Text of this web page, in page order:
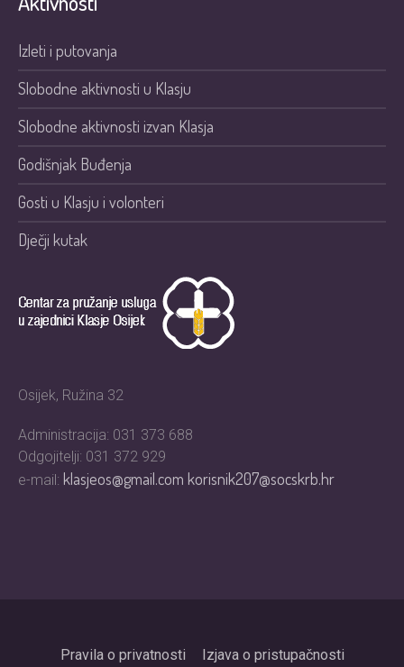
Izleti i putovanja
Slobodne aktivnosti u Klasju
Slobodne aktivnosti izvan Klasja
Godišnjak Buđenja
Gosti u Klasju i volonteri
Dječji kutak
Osijek, Ružina 32
Administracija: 031 373 688
Odgojitelji: 031 372 929
e-mail: klasjeos@gmail.comkorisnik207@socskrb.hr
Pravila o privatnosti Izjava o pristupačnosti